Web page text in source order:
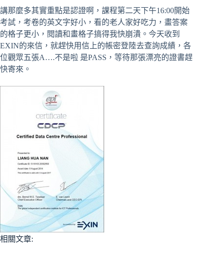
講那麼多其實重點是認證啊，課程第二天下午16:00開始
考試，考卷的英文字好小，看的老人家好吃力，畫答案
的格子更小，閱讀和畫格子搞得我快崩潰。今天收到
EXIN的來信，就趕快用信上的帳密登陸去查詢成績，各
位觀眾五張A….不是啦 是PASS，等待那張漂亮的證書趕
快寄來。
相關文章: